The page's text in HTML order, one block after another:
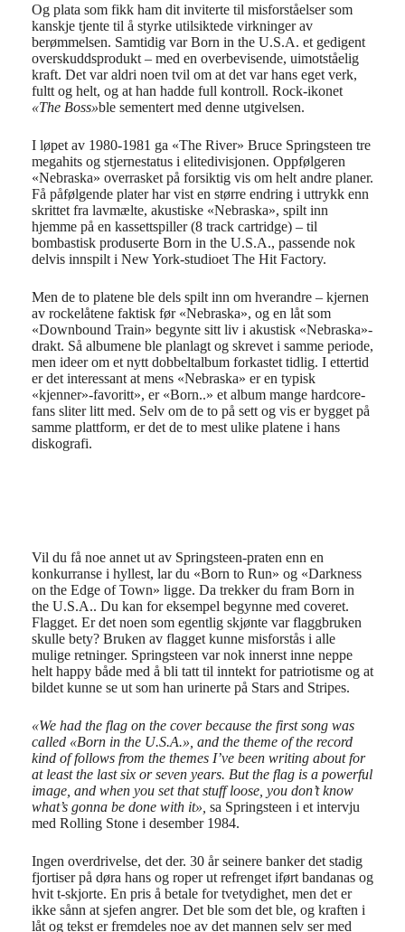
Og plata som fikk ham dit inviterte til misforståelser som
kanskje tjente til å styrke utilsiktede virkninger av
berømmelsen. Samtidig var Born in the U.S.A. et gedigent
overskuddsprodukt – med en overbevisende, uimotståelig
kraft. Det var aldri noen tvil om at det var hans eget verk,
fultt og helt, og at han hadde full kontroll. Rock-ikonet
«The Boss»ble sementert med denne utgivelsen.
I løpet av 1980-1981 ga «The River» Bruce Springsteen tre
megahits og stjernestatus i elitedivisjonen. Oppfølgeren
«Nebraska» overrasket på forsiktig vis om helt andre planer.
Få påfølgende plater har vist en større endring i uttrykk enn
skrittet fra lavmælte, akustiske «Nebraska», spilt inn
hjemme på en kassettspiller (8 track cartridge) – til
bombastisk produserte Born in the U.S.A., passende nok
delvis innspilt i New York-studioet The Hit Factory.
Men de to platene ble dels spilt inn om hverandre – kjernen
av rockelåtene faktisk før «Nebraska», og en låt som
«Downbound Train» begynte sitt liv i akustisk «Nebraska»-
drakt. Så albumene ble planlagt og skrevet i samme periode,
men ideer om et nytt dobbeltalbum forkastet tidlig. I ettertid
er det interessant at mens «Nebraska» er en typisk
«kjenner»-favoritt», er «Born..» et album mange hardcore-
fans sliter litt med. Selv om de to på sett og vis er bygget på
samme plattform, er det de to mest ulike platene i hans
diskografi.
Vil du få noe annet ut av Springsteen-praten enn en
konkurranse i hyllest, lar du «Born to Run» og «Darkness
on the Edge of Town» ligge. Da trekker du fram Born in
the U.S.A.. Du kan for eksempel begynne med coveret.
Flagget. Er det noen som egentlig skjønte var flaggbruken
skulle bety? Bruken av flagget kunne misforstås i alle
mulige retninger. Springsteen var nok innerst inne neppe
helt happy både med å bli tatt til inntekt for patriotisme og at
bildet kunne se ut som han urinerte på Stars and Stripes.
«We had the flag on the cover because the first song was
called «Born in the U.S.A.», and the theme of the record
kind of follows from the themes I’ve been writing about for
at least the last six or seven years. But the flag is a powerful
image, and when you set that stuff loose, you don’t know
what’s gonna be done with it», sa Springsteen i et intervju
med Rolling Stone i desember 1984.
Ingen overdrivelse, det der. 30 år seinere banker det stadig
fjortiser på døra hans og roper ut refrenget iført bandanas og
hvit t-skjorte. En pris å betale for tvetydighet, men det er
ikke sånn at sjefen angrer. Det ble som det ble, og kraften i
låt og tekst er fremdeles noe av det mannen selv ser med